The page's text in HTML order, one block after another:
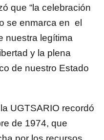
que “la celebración
se enmarca en el
nuestra legítima
y la plena
de nuestro Estado
UGTSARIO recordó
de 1974, que